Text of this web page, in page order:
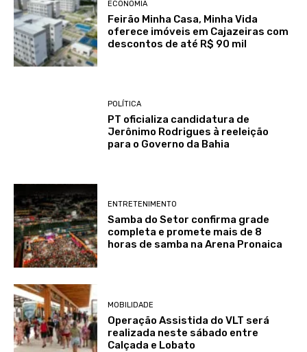
ECONOMIA
Feirão Minha Casa, Minha Vida
oferece imóveis em Cajazeiras com
descontos de até R$ 90 mil
POLÍTICA
PT oficializa candidatura de
Jerônimo Rodrigues à reeleição
para o Governo da Bahia
ENTRETENIMENTO
Samba do Setor confirma grade
completa e promete mais de 8
horas de samba na Arena Pronaica
MOBILIDADE
Operação Assistida do VLT será
realizada neste sábado entre
Calçada e Lobato